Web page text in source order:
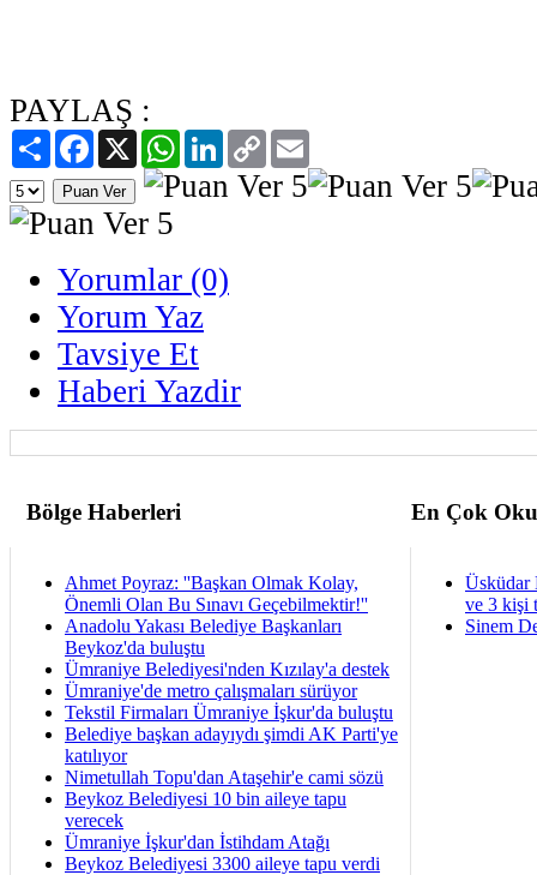
PAYLAŞ :
PaylaşFacebook
X WhatsAppLinkedIn
Copy
Link
Yorumlar (0)
Yorum Yaz
Tavsiye Et
Haberi Yazdir
Bölge Haberleri En Çok
Ahmet Poyraz: ''Başkan Olmak Kolay,
Önemli Olan Bu Sınavı Geçebilmektir!''
Anadolu Yakası Belediye Başkanları
Beykoz'da buluştu
Ümraniye Belediyesi'nden Kızılay'a destek
Ümraniye'de metro çalışmaları sürüyor
Tekstil Firmaları Ümraniye İşkur'da buluştu
Belediye başkan adayıydı şimdi AK Parti'ye
katılıyor
Nimetullah Topu'dan Ataşehir'e cami sözü
Beykoz Belediyesi 10 bin aileye tapu
verecek
Ümraniye İşkur'dan İstihdam Atağı
Beykoz Belediyesi 3300 aileye tapu verdi
Üsküdar
ve 3 kişi
Sinem